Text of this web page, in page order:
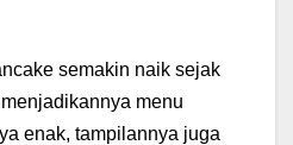
semakin naik sejak
menu
enak, tampilannya juga